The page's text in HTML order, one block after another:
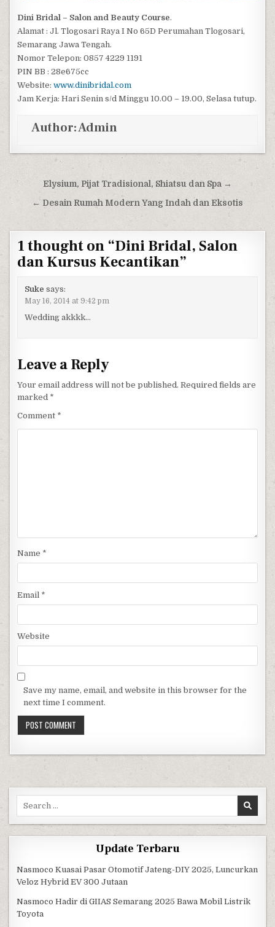
Dini Bridal – Salon and Beauty Course.
Alamat : Jl. Tlogosari Raya I No 65D Perumahan Tlogosari,
Semarang Jawa Tengah.
Nomor Telepon: 0857 4229 1191
PIN BB : 28e675cc
Website:www.dinibridal.com
Jam Kerja: Hari Senin s/d Minggu 10.00 – 19.00, Selasa tutup.
Author:Admin
Post navigation
Elysium, Pijat Tradisional, Shiatsu dan Spa →
← Desain Rumah Modern Yang Indah dan Eksotis
1 thought on “Dini Bridal, Salon
dan Kursus Kecantikan”
Suke says:
May 16, 2014 at 9:42 pm
Wedding akkkk…
Leave a Reply
Your email address will not be published. Required fields are
marked *
Comment *
Name *
Email *
Website
Save my name, email, and website in this browser for the
next time I comment.
Update Terbaru
Nasmoco Kuasai Pasar Otomotif Jateng-DIY 2025, Luncurkan
Veloz Hybrid EV 300 Jutaan
Nasmoco Hadir di GIIAS Semarang 2025 Bawa Mobil Listrik
Toyota